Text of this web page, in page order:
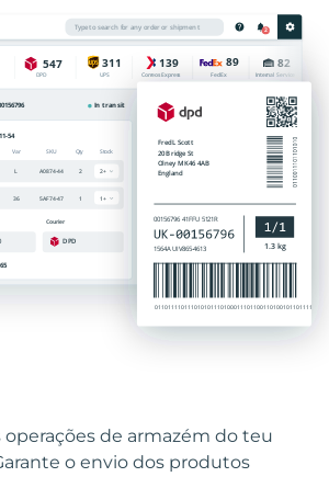
operações de armazém do teu
o envio dos produtos